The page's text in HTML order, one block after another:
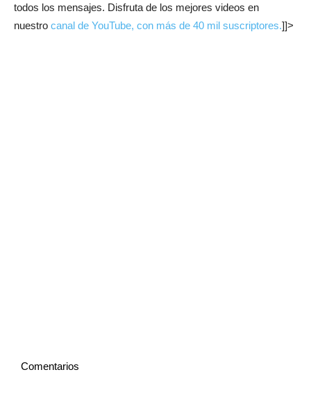
todos los mensajes. Disfruta de los mejores videos en
nuestro canal de YouTube, con más de 40 mil suscriptores.]]>
Comentarios